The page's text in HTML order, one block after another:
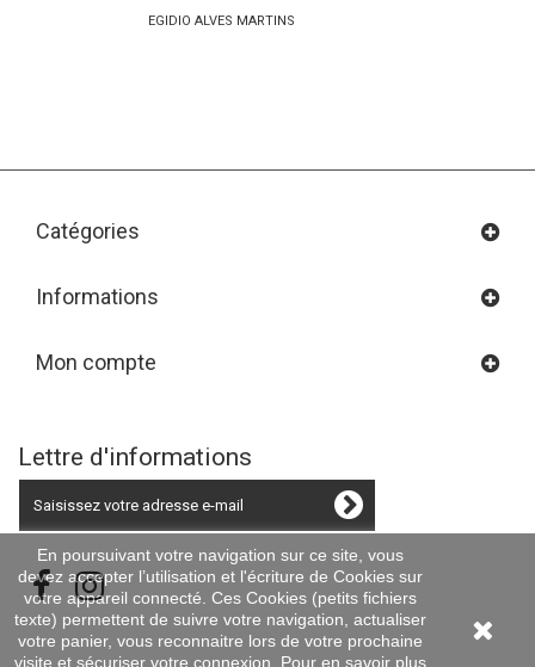
EGIDIO ALVES MARTINS
Catégories
Informations
Mon compte
Lettre d'informations
En poursuivant votre navigation sur ce site, vous
devez accepter l’utilisation et l'écriture de Cookies sur
votre appareil connecté. Ces Cookies (petits fichiers
texte) permettent de suivre votre navigation, actualiser
votre panier, vous reconnaitre lors de votre prochaine
visite et sécuriser votre connexion. Pour en savoir plus